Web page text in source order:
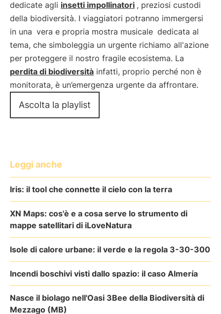
dedicate agli insetti impollinatori , preziosi custodi
della biodiversità. I viaggiatori potranno immergersi
in una vera e propria mostra musicale dedicata al
tema, che simboleggia un urgente richiamo all'azione
per proteggere il nostro fragile ecosistema. La
perdita di biodiversità infatti, proprio perché non è
monitorata, è un’emergenza urgente da affrontare.
Ascolta la playlist
Leggi anche
Iris: il tool che connette il cielo con la terra
XN Maps: cos'è e a cosa serve lo strumento di
mappe satellitari di iLoveNatura
Isole di calore urbane: il verde e la regola 3-30-300
Incendi boschivi visti dallo spazio: il caso Almería
Nasce il biolago nell'Oasi 3Bee della Biodiversità di
Mezzago (MB)